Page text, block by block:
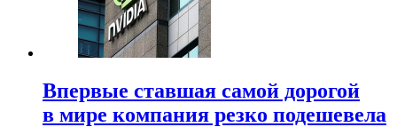
Впервые ставшая самой дорогой
в мире компания резко подешевела